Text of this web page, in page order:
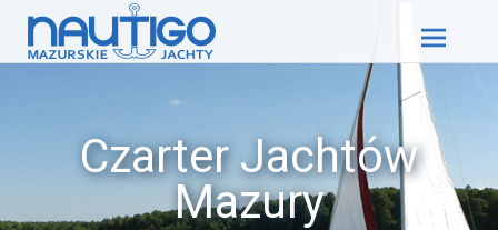
Skip
to
content
Czarter Jachtów
Mazury